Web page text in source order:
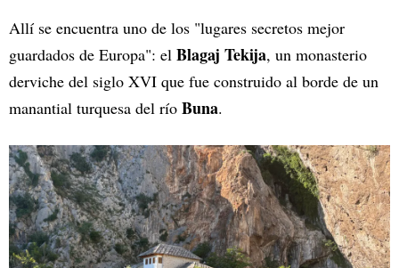
Allí se encuentra uno de los "lugares secretos mejor
guardados de Europa": el Blagaj Tekija, un monasterio
derviche del siglo XVI que fue construido al borde de un
manantial turquesa del río Buna.